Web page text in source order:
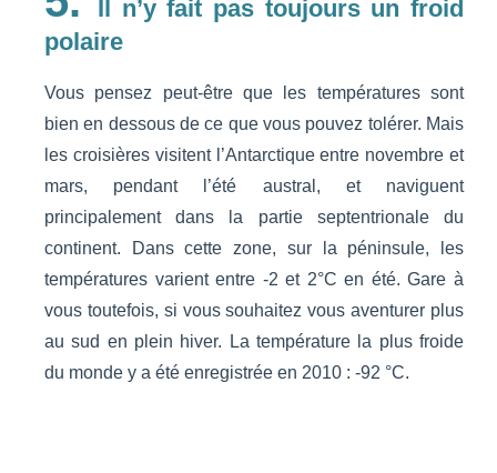
Il n’y fait pas toujours un froid
polaire
Vous pensez peut-être que les températures sont
bien en dessous de ce que vous pouvez tolérer. Mais
les croisières visitent l’Antarctique entre novembre et
mars, pendant l’été austral, et naviguent
principalement dans la partie septentrionale du
continent. Dans cette zone, sur la péninsule, les
températures varient entre -2 et 2°C en été. Gare à
vous toutefois, si vous souhaitez vous aventurer plus
au sud en plein hiver. La température la plus froide
du monde y a été enregistrée en 2010 : -92 °C.